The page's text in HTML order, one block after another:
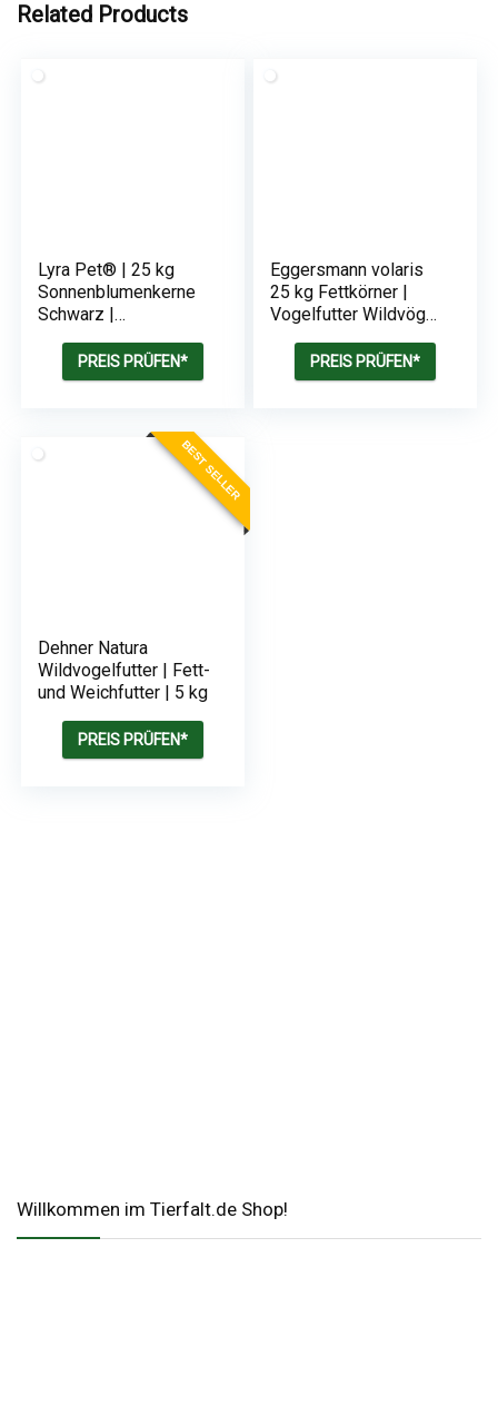
Related Products
Lyra Pet® | 25 kg
Sonnenblumenkerne
Schwarz |
Ganzjährig
PREIS PRÜFEN*
Eggersmann volaris
25 kg Fettkörner |
Vogelfutter Wildvögel
PREIS PRÜFEN*
BEST SELLER
Dehner Natura
Wildvogelfutter | Fett-
und Weichfutter | 5 kg
PREIS PRÜFEN*
Willkommen im Tierfalt.de Shop!